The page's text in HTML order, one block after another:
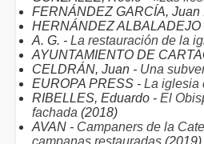
FERNÁNDEZ GARCÍA, Juan
HERNÁNDEZ ALBALADEJO
A. G. - La restauración de la
AYUNTAMIENTO DE
CELDRÁN, Juan - Una
EUROPA PRESS - La iglesia
RIBELLES, Eduardo - El
fachada (2018)
AVAN - Campaners de la
campanas restauradas (2019)